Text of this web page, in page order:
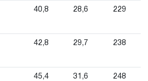
40,8 28,6 229
42,8 29,7 238
45,4 31,6 248
батареи, фонари
срок которой определен в
подкатные и бутылочные домкраты